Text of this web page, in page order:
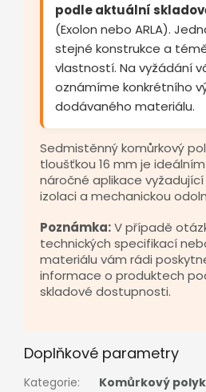
podle aktuální
(Exolon nebo ARLA).
stejné konstrukce a
vlastností. Na vyžádání
oznámíme konkrétního
dodávaného materiálu.
Sedmistěnný komůrkový
tloušťkou 16 mm je
náročné aplikace
izolaci a mechanickou
Poznámka:V případě
technických specifikací
materiálu vám rádi
informace o produktech
skladové dostupnosti.
Doplňkové parametry
Kategorie:
Komůrkový